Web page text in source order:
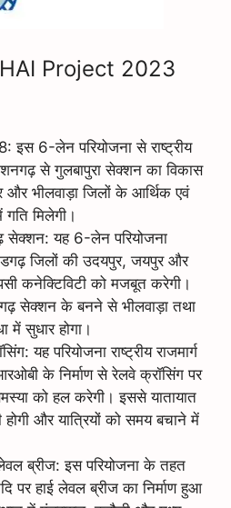
Project 2023
इस 6-लेन परियोजना से राष्ट्रीय
से गुलबापुरा सेक्शन का विकास
भीलवाड़ा जिलों के आर्थिक एवं
मिलेगी।
सेक्शन: यह 6-लेन परियोजना
जिलों की उदयपुर, जयपुर और
कनेक्टिविटी को मजबूत करेगी।
सेक्शन के बनने से भीलवाड़ा तथा
में सुधार होगा।
यह परियोजना राष्ट्रीय राजमार्ग
के निर्माण से रेलवे क्रॉसिंग पर
को हल करेगी। इससे यातायात
होगी और यात्रियों को समय बचाने में
ब्रीज: इस परियोजना के तहत
पर हाई लेवल ब्रीज का निर्माण हुआ